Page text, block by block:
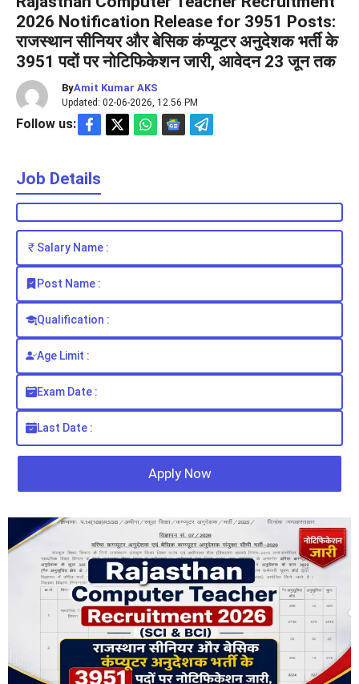
2026 Notification Release for 3951 Posts:
राजस्थान सीनियर और बेसिक कंप्यूटर अनुदेशक भर्ती के
3951 पदों पर नोटिफिकेशन जारी, आवेदन 23 जून तक
ByAmit Kumar AKS
Updated: 02-06-2026, 12.56 PM
Follow us:
Job Details
Salary Name :
Post Name :
Qualification :
Age Limit :
Exam Date :
Last Date :
Apply Now